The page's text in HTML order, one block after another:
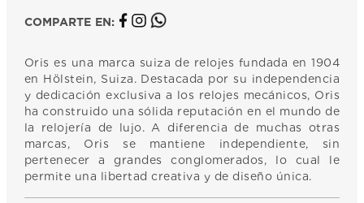
COMPARTE EN:
Oris es una marca suiza de relojes fundada en 1904
en Hölstein, Suiza. Destacada por su independencia
y dedicación exclusiva a los relojes mecánicos, Oris
ha construido una sólida reputación en el mundo de
la relojería de lujo. A diferencia de muchas otras
marcas, Oris se mantiene independiente, sin
pertenecer a grandes conglomerados, lo cual le
permite una libertad creativa y de diseño única.